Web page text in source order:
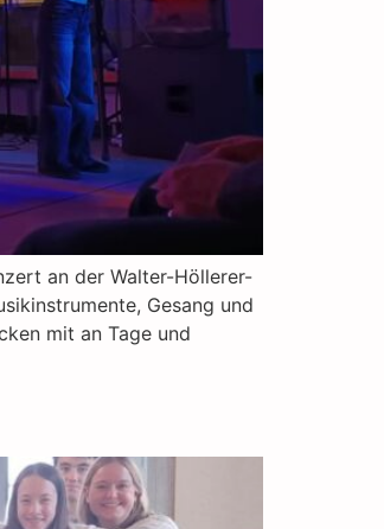
an der Walter-Höllerer-
Gesang und
mit an Tage und